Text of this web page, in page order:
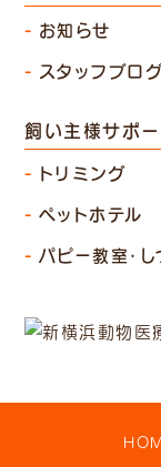
お知らせ
スタッフブロ
飼い主様サポー
トリミング
ペットホテル
パピー教室・